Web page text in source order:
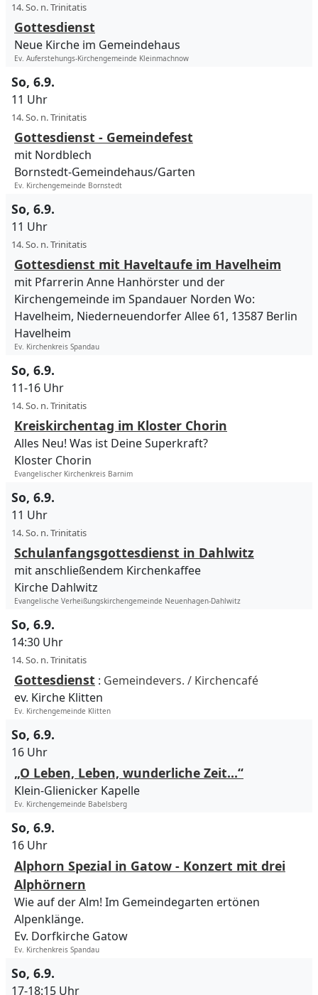
14. So. n. Trinitatis
Gottesdienst
Neue Kirche im Gemeindehaus
Ev. Auferstehungs-Kirchengemeinde Kleinmachnow
So, 6.9.
11 Uhr
14. So. n. Trinitatis
Gottesdienst - Gemeindefest
mit Nordblech
Bornstedt-Gemeindehaus/Garten
Ev. Kirchengemeinde Bornstedt
So, 6.9.
11 Uhr
14. So. n. Trinitatis
Gottesdienst mit Haveltaufe im Havelheim
mit Pfarrerin Anne Hanhörster und der
Kirchengemeinde im Spandauer Norden Wo:
Havelheim, Niederneuendorfer Allee 61, 13587 Berlin
Havelheim
Ev. Kirchenkreis Spandau
So, 6.9.
11-16 Uhr
14. So. n. Trinitatis
Kreiskirchentag im Kloster Chorin
Alles Neu! Was ist Deine Superkraft?
Kloster Chorin
Evangelischer Kirchenkreis Barnim
So, 6.9.
11 Uhr
14. So. n. Trinitatis
Schulanfangsgottesdienst in Dahlwitz
mit anschließendem Kirchenkaffee
Kirche Dahlwitz
Evangelische Verheißungskirchengemeinde Neuenhagen-Dahlwitz
So, 6.9.
14:30 Uhr
14. So. n. Trinitatis
Gottesdienst : Gemeindevers. / Kirchencafé
ev. Kirche Klitten
Ev. Kirchengemeinde Klitten
So, 6.9.
16 Uhr
„O Leben, Leben, wunderliche Zeit…“
Klein-Glienicker Kapelle
Ev. Kirchengemeinde Babelsberg
So, 6.9.
16 Uhr
Alphorn Spezial in Gatow - Konzert mit drei
Alphörnern
Wie auf der Alm! Im Gemeindegarten ertönen
Alpenklänge.
Ev. Dorfkirche Gatow
Ev. Kirchenkreis Spandau
So, 6.9.
17-18:15 Uhr